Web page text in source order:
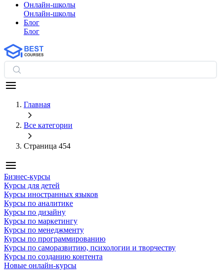
Онлайн-школы
Онлайн-школы
Блог
Блог
Главная
Все категории
Страница 454
Бизнес-курсы
Курсы для детей
Курсы иностранных языков
Курсы по аналитике
Курсы по дизайну
Курсы по маркетингу
Курсы по менеджменту
Курсы по программированию
Курсы по саморазвитию, психологии и творчеству
Курсы по созданию контента
Новые онлайн‑курсы